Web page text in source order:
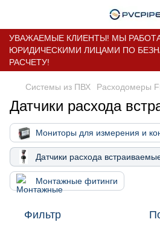
УВАЖАЕМЫЕ КЛИЕНТЫ! МЫ
ЮРИДИЧЕСКИМИ ЛИЦАМИ ПО
РАСЧЕТУ!
Системы из ПВХ Расходомеры
Датчики расхода
Датчики расхода
Монтажные фитинги
Фильтр